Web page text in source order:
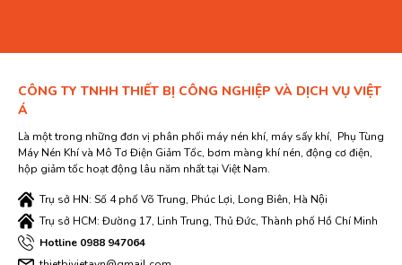
CÔNG TY TNHH THIẾT BỊ CÔNG NGHIỆP VÀ DỊCH VỤ VIỆT
Á
Là một trong những đơn vị phân phối máy nén khí, máy sấy khí, Phụ Tùng
Máy Nén Khí và Mô Tơ Điện Giảm Tốc, bơm màng khí nén, động cơ điện,
hộp giảm tốc hoạt động lâu năm nhất tại Việt Nam.
Trụ sở HN: Số 4 phố Võ Trung, Phúc Lợi, Long Biên, Hà Nội
Trụ sở HCM: Đường 17, Linh Trung, Thủ Đức, Thành phố Hồ Chí Minh
Hotline 0988 947064